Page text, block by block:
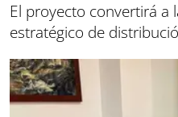
El proyecto convertirá a
estratégico de